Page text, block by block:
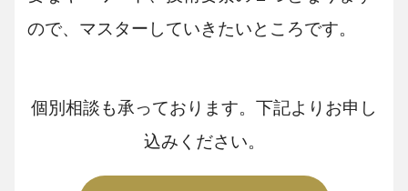
ので、マスターしていきたいところです。
個別相談も承っております。下記よりお申し
込みください。